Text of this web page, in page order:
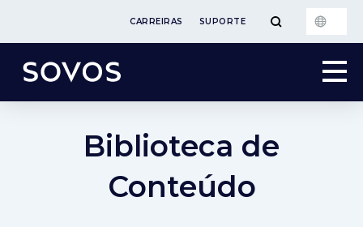
CARREIRAS SUPORTE
Biblioteca de
Conteúdo